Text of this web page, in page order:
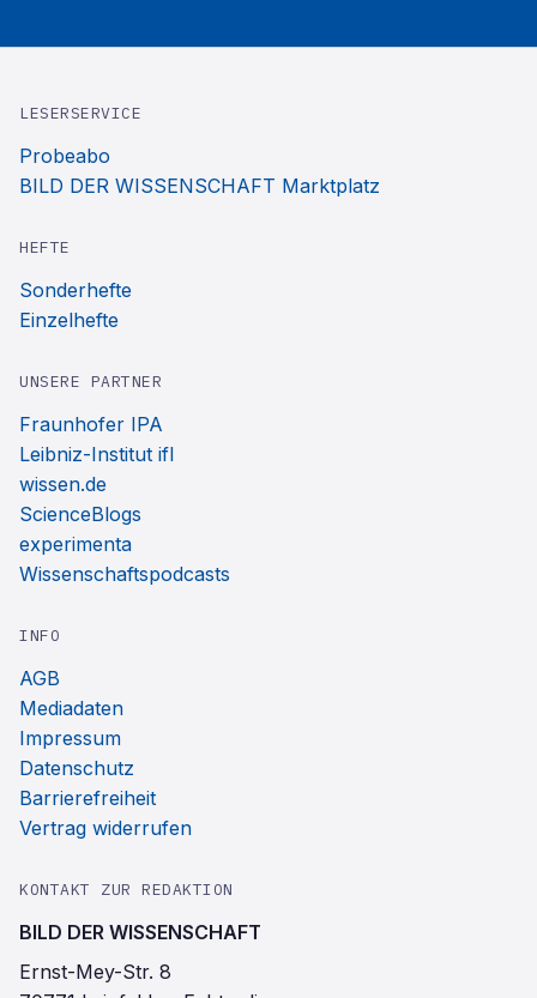
LESERSERVICE
Probeabo
BILD DER WISSENSCHAFT Marktplatz
HEFTE
Sonderhefte
Einzelhefte
UNSERE PARTNER
Fraunhofer IPA
Leibniz-Institut ifl
wissen.de
ScienceBlogs
experimenta
Wissenschaftspodcasts
INFO
AGB
Mediadaten
Impressum
Datenschutz
Barrierefreiheit
Vertrag widerrufen
KONTAKT ZUR REDAKTION
BILD DER WISSENSCHAFT
Ernst-Mey-Str. 8